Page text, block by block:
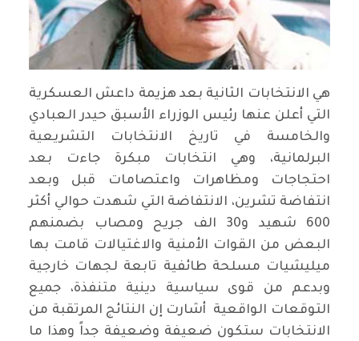
هي الانتخابات الثانية بعد هزيمة داعش العسكرية
التي أعلن عنها رئيس الوزراء الأسبق حيدر العبادي
والخامسة في تاريخ الانتخابات التشريعية
البرلمانية، وهي انتخابات مبكرة جاءت بعد
احتجاجات ومظاهرات واعتصامات قبل وبعد
انتفاضة تشرين، الانتفاضة التي شهدت حوالي أكثر
600 شهيد و30 الف جريح ومصاب بضمنهم
البعض من القوات الأمنية والاغتيالات قامت بها
ميليشيات مسلحة طائفية تابعة لجهات خارجية
وبدعم من قوى سياسية دينية متنفذة، جميع
التوقعات الواقعية أشارت إن النتائج المرتقبة من
الانتخابات ستكون ضعيفة وضعيفة جداً وهذا ما